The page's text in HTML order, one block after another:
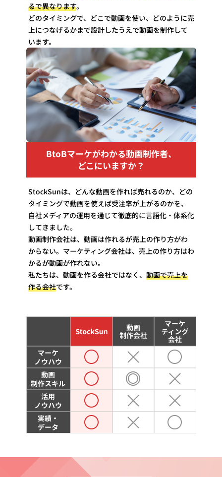
るで異なります。
どのタイミングで、どこで動画を使い、どのように売
上につなげるかまで設計したうえで動画を制作して
います。
BtoBマーケがわかる動画制作者、
どこにいますか？
StockSunは、どんな動画を作れば売れるのか、どの
タイミングで動画を使えば受注率が上がるのかを、
自社メディアの運用を通じて徹底的に言語化・体系化
してきました。
動画制作会社は、動画は作れるが売上の作り方がわ
からない。マーケティング会社は、売上の作り方はわ
かるが動画が作れない。
私たちは、動画を作る会社ではなく、 動画で売上を
作る会社です。